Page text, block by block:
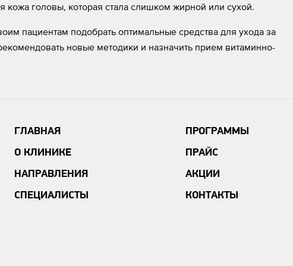
кожа головы, которая стала слишком жирной или сухой.
пациентам подобрать оптимальные средства для ухода за
новые методики и назначить прием витаминно-
ГЛАВНАЯ
О КЛИНИКЕ
НАПРАВЛЕНИЯ
СПЕЦИАЛИСТЫ
ПРОГРАММЫ
ПРАЙС
АКЦИИ
КОНТАКТЫ